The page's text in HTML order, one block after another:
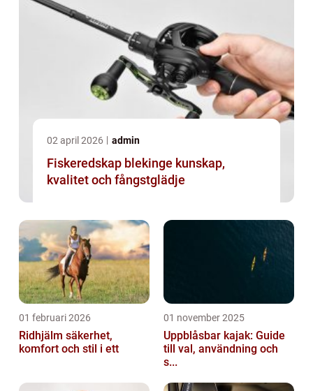
02 april 2026 admin
Fiskeredskap blekinge kunskap,
kvalitet och fångstglädje
01 februari 2026
Ridhjälm säkerhet,
komfort och stil i ett
01 november 2025
Uppblåsbar kajak: Guide
till val, användning och
s...